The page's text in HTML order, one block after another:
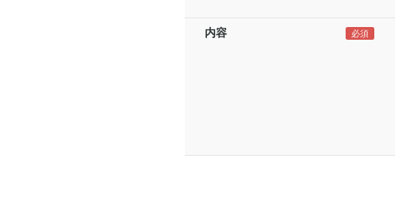
内容